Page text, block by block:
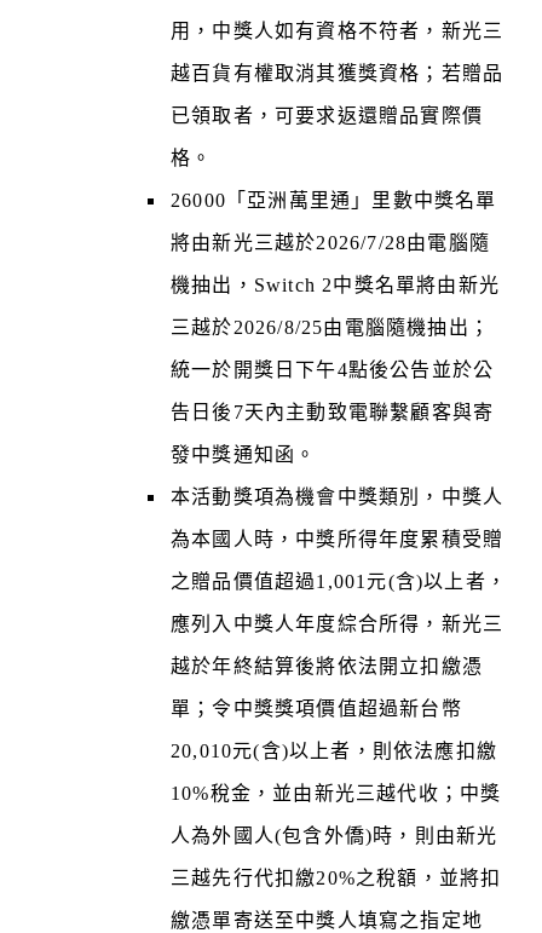
用，中獎人如有資格不符者，新光三
越百貨有權取消其獲獎資格；若贈品
已領取者，可要求返還贈品實際價
格。
26000「亞洲萬里通」里數中獎名單
將由新光三越於2026/7/28由電腦隨
機抽出，Switch 2中獎名單將由新光
三越於2026/8/25由電腦隨機抽出；
統一於開獎日下午4點後公告並於公
告日後7天內主動致電聯繫顧客與寄
發中獎通知函。
本活動獎項為機會中獎類別，中獎人
為本國人時，中獎所得年度累積受贈
之贈品價值超過1,001元(含)以上者，
應列入中獎人年度綜合所得，新光三
越於年終結算後將依法開立扣繳憑
單；令中獎獎項價值超過新台幣
20,010元(含)以上者，則依法應扣繳
10%稅金，並由新光三越代收；中獎
人為外國人(包含外僑)時，則由新光
三越先行代扣繳20%之稅額，並將扣
繳憑單寄送至中獎人填寫之指定地